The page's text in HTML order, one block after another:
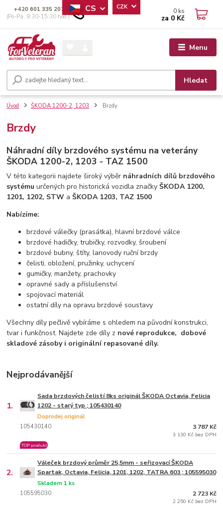
Menu
CS CZK
Hledat
+420 601 335 207
(Po-Pá, 9:30-15:30 hod.)
0 ks
za 0 Kč
Úvod ŠKODA 1200-2, 1203 Brzdy
Brzdy
Náhradní díly brzdového systému na veterány
ŠKODA 1200-2, 1203 - TAZ 1500
V této kategorii najdete široký výběr náhradních dílů brzdového
systému určených pro historická vozidla značkyŠKODA 1200,
1201, 1202, STW aŠKODA 1203, TAZ 1500
Nabízíme:
brzdové válečky (prasátka), hlavní brzdové válce
brzdové hadičky, trubičky, rozvodky, šroubení
brzdové bubny, štíty, lanovody ruční brzdy
čelisti, obložení, pružinky, uchycení
gumičky, manžety, prachovky
opravné sady a příslušenství
spojovací materiál
ostatní díly na opravu brzdové soustavy
Všechny díly pečlivě vybíráme s ohledem na původní konstrukci,
tvar i funkčnost. Najdete zde díly z nové reprodukce, dobové
skladové zásoby i originální repasované díly.
Nejprodávanější
1.
Sada brzdových čelistí 8ks originál ŠKODA Octavia, Felicia
1202 - starý typ ; 105430140
105430140
Doprodej originál
TOP produkt
3 787 Kč
3 130 Kč bez DPH
2.
Váleček brzdový průměr 25,5mm - seřizovací ŠKODA
Spartak, Octavia, Felicia, 1201, 1202, TATRA 603 ; 105595030
105595030
Skladem 1 ks
2 723 Kč
2 250 Kč bez DPH